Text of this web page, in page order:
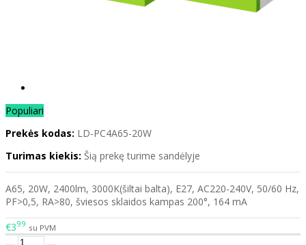
Populiari
Prekės kodas: LD-PC4A65-20W
Turimas kiekis: Šią prekę turime sandėlyje
A65, 20W, 2400lm, 3000K(šiltai balta), E27, AC220-240V, 50/60 Hz,
PF>0,5, RA>80, šviesos sklaidos kampas 200°, 164 mA
€399 su PVM